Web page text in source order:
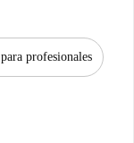
profesionales